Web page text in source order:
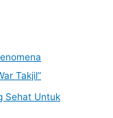
Takjil”
Sehat Untuk